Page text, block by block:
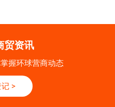
会议 2026
)」2026
- 16.10.2026
贸资讯
握环球营商动态
>